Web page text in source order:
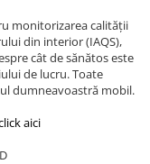
monitorizarea calității
din interior (IAQS),
cât de sănătos este
de lucru. Toate
dumneavoastră mobil.
aici